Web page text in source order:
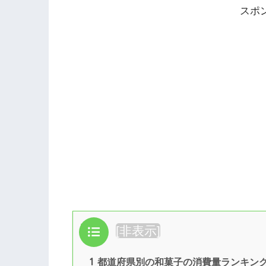
スポ
目次 [非表示]
1 都道府県別の和菓子の消費量ランキン